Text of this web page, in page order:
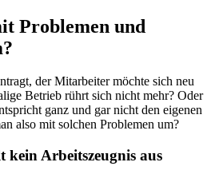
Problemen und
der Mitarbeiter möchte sich neu
Betrieb rührt sich nicht mehr? Oder
ganz und gar nicht den eigenen
also mit solchen Problemen um?
kein Arbeitszeugnis aus